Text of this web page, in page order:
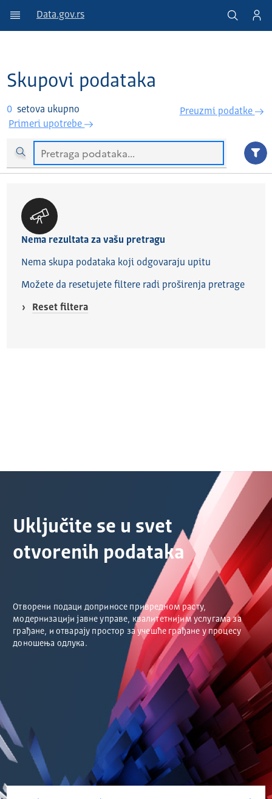
Data.gov.rs
Skupovi podataka
0 setova ukupno
Primeri upotrebe
Preuzmi podatke
Nema rezultata za vašu pretragu
Nema skupa podataka koji odgovaraju upitu
Možete da resetujete filtere radi proširenja pretrage
Reset filtera
Uključite se u svet
otvorenih podataka
Отворени подаци доприносе привредном расту,
модернизацији јавне управе, квалитетнијим услугама за
грађане, и отварају простор за учешће грађане у процесу
доношења одлука.